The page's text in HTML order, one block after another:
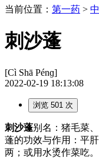
当前位置： 第一药 >
刺沙蓬
[Cì Shā Pénɡ]
2022-02-19 18:13:08
浏览 501 次
刺沙蓬别名：猪毛菜
蓬的功效与作用：平
两；或用水烫作菜吃。